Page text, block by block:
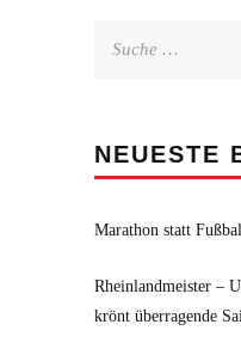
NEUESTE
Marathon statt
Rheinlandmeister –
krönt überragende